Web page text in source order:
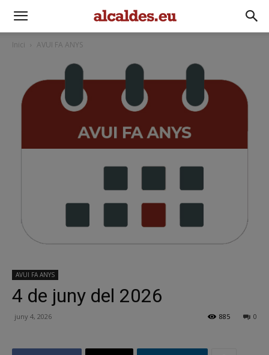
Inici AVUI FA ANYS
AVUI FA ANYS
4 de juny del 2026
juny 4, 2026 0
885